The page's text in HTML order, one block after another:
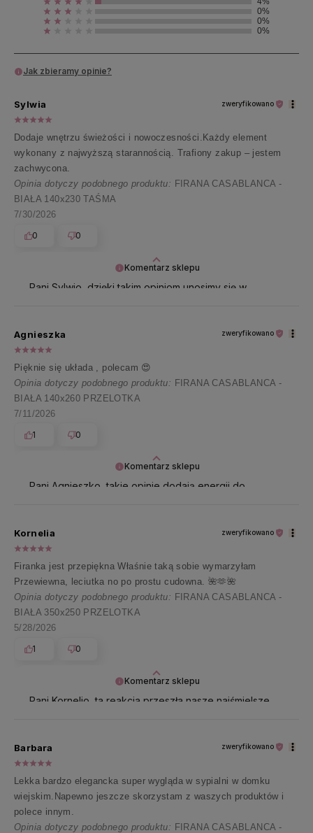
0%
0%
0%
Jak zbieramy opinie?
Komentarz sklepu
Pani Sylwio, dzięki takim opiniom unosimy się w
Sylwia zweryfikowano
Dodaje wnętrzu świeżości i nowoczesności.Każdy element
wykonany z najwyższą starannością. Trafiony zakup – jestem
zachwycona.
Opinia dotyczy podobnego produktu: FIRANA CASABLANCA -
BIAŁA 140x230 TAŚMA
7/30/2026
0
0
Komentarz sklepu
Pani Agnieszko, takie opinie dodają energii do
Agnieszka zweryfikowano
Pięknie się układa , polecam 😍
Opinia dotyczy podobnego produktu: FIRANA CASABLANCA -
BIAŁA 140x260 PRZELOTKA
7/11/2026
1
0
Komentarz sklepu
Pani Kornelio, ta reakcja przeszła nasze najśmielsze
Kornelia zweryfikowano
Firanka jest przepiękna Właśnie taką sobie wymarzyłam
Przewiewna, leciutka no po prostu cudowna. 🌺🫶🌺
Opinia dotyczy podobnego produktu: FIRANA CASABLANCA -
BIAŁA 350x250 PRZELOTKA
5/28/2026
1
0
Barbara zweryfikowano
Lekka bardzo elegancka super wygląda w sypialni w domku
wiejskim.Napewno jeszcze skorzystam z waszych produktów i
polece innym.
Opinia dotyczy podobnego produktu: FIRANA CASABLANCA -